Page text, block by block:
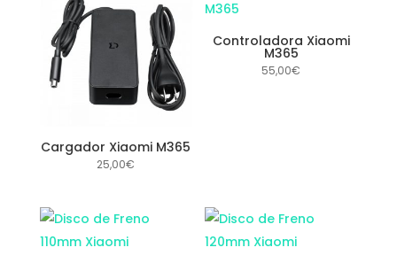
Cargador Xiaomi M365
25,00€
Controladora Xiaomi
M365
55,00€